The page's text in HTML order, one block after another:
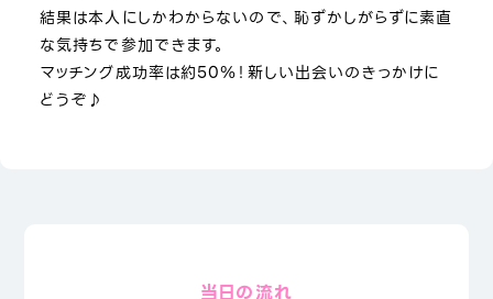
結果は本人にしかわからないので、恥ずかしがらずに素直
な気持ちで参加できます。
マッチング成功率は約50％！新しい出会いのきっかけに
どうぞ♪
当日の流れ